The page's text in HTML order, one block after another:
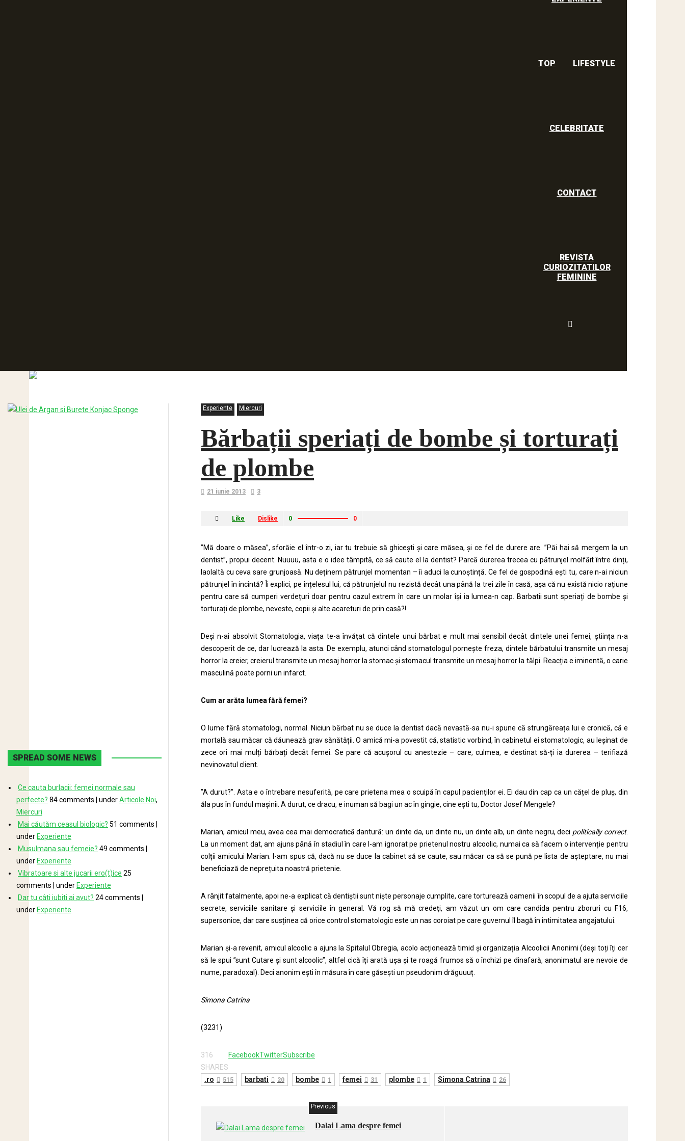
TOP LIFESTYLE
CELEBRITATE
CONTACT
REVISTA
CURIOZITATILOR
FEMININE
Experiente Miercuri
Bărbații speriați de bombe și torturați
de plombe
21 iunie 2013 3
Like Dislike 0 0
”Mă doare o măsea”, sforăie el într-o zi, iar tu trebuie să ghicești și care măsea, și ce fel de durere are. ”Păi hai să mergem la un
dentist”, propui decent. Nuuuu, asta e o idee tâmpită, ce să caute el la dentist? Parcă durerea trecea cu pătrunjel molfăit între dinți,
laolaltă cu ceva sare grunjoasă. Nu deținem pătrunjel momentan – îi aduci la cunoștință. Ce fel de gospodină ești tu, care n-ai niciun
pătrunjel în incintă? Îi explici, pe înțelesul lui, că pătrunjelul nu rezistă decât una până la trei zile în casă, așa că nu există nicio rațiune
pentru care să cumperi verdețuri doar pentru cazul extrem în care un molar își ia lumea-n cap. Barbatii sunt speriați de bombe și
torturați de plombe, neveste, copii și alte acareturi de prin casă?!
Deși n-ai absolvit Stomatologia, viața te-a învățat că dintele unui bărbat e mult mai sensibil decât dintele unei femei, știința n-a
descoperit de ce, dar lucrează la asta. De exemplu, atunci când stomatologul pornește freza, dintele bărbatului transmite un mesaj
horror la creier, creierul transmite un mesaj horror la stomac și stomacul transmite un mesaj horror la tălpi. Reacția e iminentă, o carie
masculină poate porni un infarct.
Cum ar arăta lumea fără femei?
O lume fără stomatologi, normal. Niciun bărbat nu se duce la dentist dacă nevastă-sa nu-i spune că strungăreața lui e cronică, că e
mortală sau măcar că dăunează grav sănătății. O amică mi-a povestit că, statistic vorbind, în cabinetul ei stomatologic, au leșinat de
zece ori mai mulți bărbați decât femei. Se pare că acușorul cu anestezie – care, culmea, e destinat să-ți ia durerea – terifiază
nevinovatul client.
”A durut?”. Asta e o întrebare nesuferită, pe care prietena mea o scuipă în capul pacienților ei. Ei dau din cap ca un cățel de pluș, din
ăla pus în fundul mașinii. A durut, ce dracu, e inuman să bagi un ac în gingie, cine ești tu, Doctor Josef Mengele?
Marian, amicul meu, avea cea mai democratică dantură: un dinte da, un dinte nu, un dinte alb, un dinte negru, deci politically correct.
La un moment dat, am ajuns până în stadiul în care l-am ignorat pe prietenul nostru alcoolic, numai ca să facem o intervenție pentru
colții amicului Marian. I-am spus că, dacă nu se duce la cabinet să se caute, sau măcar ca să se pună pe lista de așteptare, nu mai
beneficiază de neprețuita noastră prietenie.
A rânjit fatalmente, apoi ne-a explicat că dentiștii sunt niște personaje cumplite, care torturează oamenii în scopul de a ajuta serviciile
secrete, serviciile sanitare și serviciile în general. Vă rog să mă credeți, am văzut un om care candida pentru zboruri cu F16,
supersonice, dar care susținea că orice control stomatologic este un nas coroiat pe care guvernul îl bagă în intimitatea angajatului.
Marian și-a revenit, amicul alcoolic a ajuns la Spitalul Obregia, acolo acționează timid și organizația Alcoolicii Anonimi (deși toți îți cer
să le spui ”sunt Cutare și sunt alcoolic”, altfel cică îți arată ușa și te roagă frumos să o închizi pe dinafară, anonimatul are nevoie de
nume, paradoxal). Deci anonim ești în măsura în care găsești un pseudonim drăguuuț.
Simona Catrina
(3231)
316
SHARES
FacebookTwitterSubscribe
.ro 515 barbati 20 bombe 1 femei 31 plombe 1 Simona Catrina 26
Previous
Dalai Lama despre femei
SPREAD SOME NEWS
Ce cauta burlacii: femei normale sau
perfecte? 84 comments underArticole Noi,
Miercuri
Mai căutăm ceasul biologic? 51 comments
under Experiente
Musulmana sau femeie? 49 comments
under Experiente
Vibratoare si alte jucarii ero(t)ice 25
comments
under Experiente
Dar tu câti iubiti ai avut? 24 comments
under Experiente